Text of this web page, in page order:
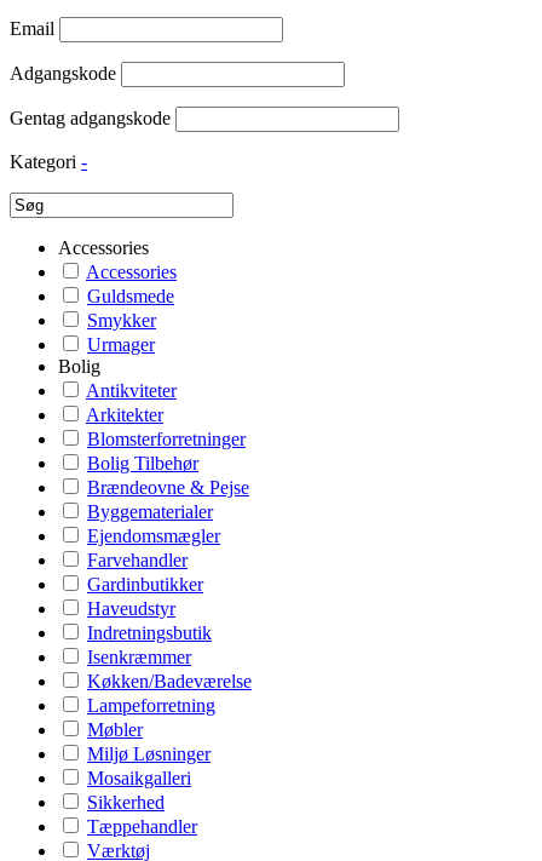
Email
Adgangskode
Gentag adgangskode
Kategori -
Accessories
Accessories
Guldsmede
Smykker
Urmager
Bolig
Antikviteter
Arkitekter
Blomsterforretninger
Bolig Tilbehør
Brændeovne & Pejse
Byggematerialer
Ejendomsmægler
Farvehandler
Gardinbutikker
Haveudstyr
Indretningsbutik
Isenkræmmer
Køkken/Badeværelse
Lampeforretning
Møbler
Miljø Løsninger
Mosaikgalleri
Sikkerhed
Tæppehandler
Værktøj